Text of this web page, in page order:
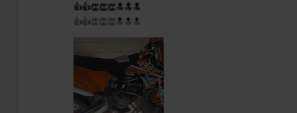
👍👍👏👏👏🔝🔝🔝
👍👍👏👏👏🔝🔝🔝